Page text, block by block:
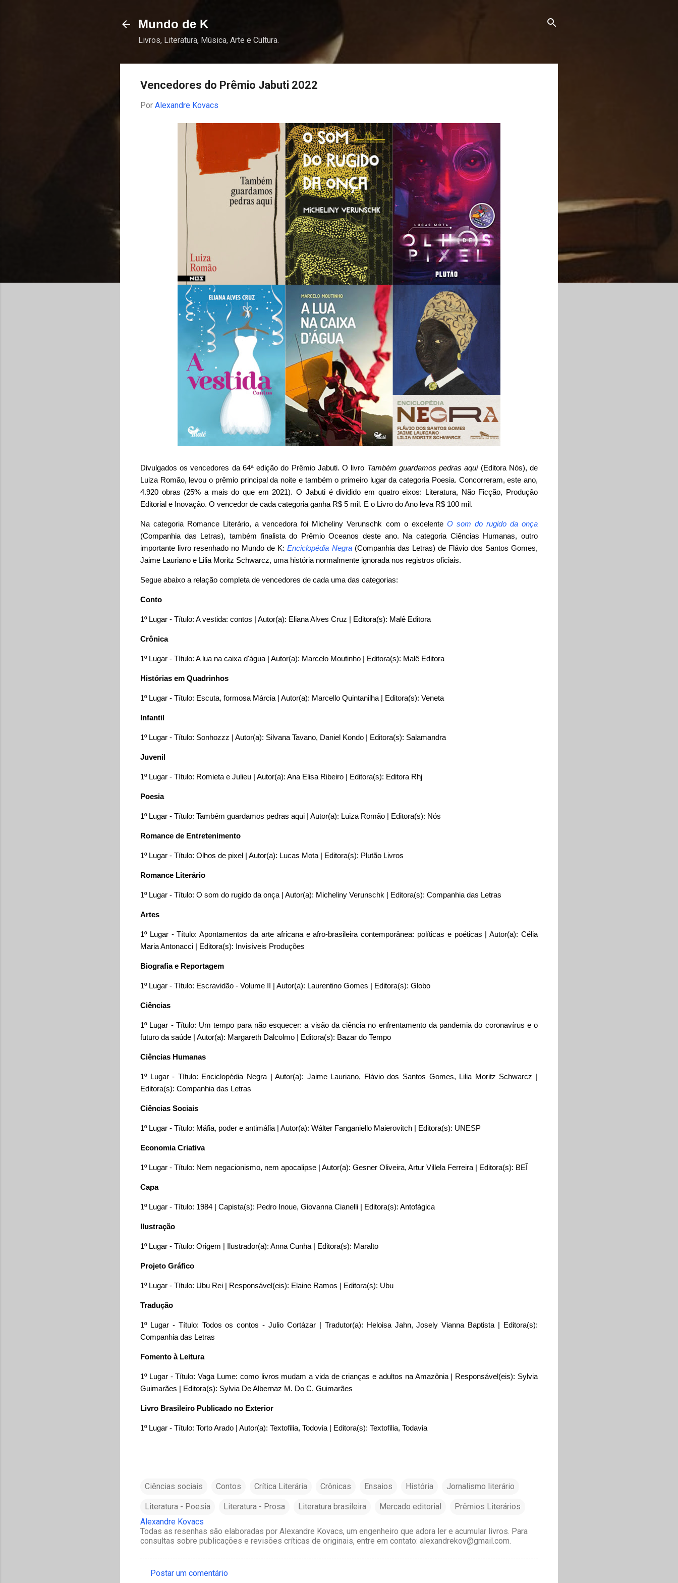
Mundo de K
Livros, Literatura, Música, Arte e Cultura.
Vencedores do Prêmio Jabuti 2022
Por Alexandre Kovacs
Divulgados os vencedores da 64ª edição do Prêmio Jabuti. O livro Também guardamos pedras aqui(Editora Nós), de
Luiza Romão, levou o prêmio principal da noite e também o primeiro lugar da categoria Poesia. Concorreram, este ano,
4.920 obras (25% a mais do que em 2021). O Jabuti é dividido em quatro eixos: Literatura, Não Ficção, Produção
Editorial e Inovação. O vencedor de cada categoria ganha R$ 5 mil. E o Livro do Ano leva R$ 100 mil.
Na categoria Romance Literário, a vencedora foi Micheliny Verunschk com o excelente O som do rugido da onça
(Companhia das Letras), também finalista do Prêmio Oceanos deste ano. Na categoria Ciências Humanas, outro
importante livro resenhado no Mundo de K:Enciclopédia Negra(Companhia das Letras) de Flávio dos Santos Gomes,
Jaime Lauriano e Lilia Moritz Schwarcz, uma história normalmente ignorada nos registros oficiais.
Segue abaixo a relação completa de vencedores de cada uma das categorias:
Conto
1º Lugar - Título: A vestida: contos | Autor(a): Eliana Alves Cruz | Editora(s): Malê Editora
Crônica
1º Lugar - Título: A lua na caixa d'água | Autor(a): Marcelo Moutinho | Editora(s): Malê Editora
Histórias em Quadrinhos
1º Lugar - Título: Escuta, formosa Márcia | Autor(a): Marcello Quintanilha | Editora(s): Veneta
Infantil
1º Lugar - Título: Sonhozzz | Autor(a): Silvana Tavano, Daniel Kondo | Editora(s): Salamandra
Juvenil
1º Lugar - Título: Romieta e Julieu | Autor(a): Ana Elisa Ribeiro | Editora(s): Editora Rhj
Poesia
1º Lugar - Título: Também guardamos pedras aqui | Autor(a): Luiza Romão | Editora(s): Nós
Romance de Entretenimento
1º Lugar - Título: Olhos de pixel | Autor(a): Lucas Mota | Editora(s): Plutão Livros
Romance Literário
1º Lugar - Título: O som do rugido da onça | Autor(a): Micheliny Verunschk | Editora(s): Companhia das Letras
Artes
1º Lugar - Título: Apontamentos da arte africana e afro-brasileira contemporânea: políticas e poéticas | Autor(a): Célia
Maria Antonacci | Editora(s): Invisíveis Produções
Biografia e Reportagem
1º Lugar - Título: Escravidão - Volume II | Autor(a): Laurentino Gomes | Editora(s): Globo
Ciências
1º Lugar - Título: Um tempo para não esquecer: a visão da ciência no enfrentamento da pandemia do coronavírus e o
futuro da saúde | Autor(a): Margareth Dalcolmo | Editora(s): Bazar do Tempo
Ciências Humanas
1º Lugar - Título: Enciclopédia Negra | Autor(a): Jaime Lauriano, Flávio dos Santos Gomes, Lilia Moritz Schwarcz |
Editora(s): Companhia das Letras
Ciências Sociais
1º Lugar - Título: Máfia, poder e antimáfia | Autor(a): Wálter Fanganiello Maierovitch | Editora(s): UNESP
Economia Criativa
1º Lugar - Título: Nem negacionismo, nem apocalipse | Autor(a): Gesner Oliveira, Artur Villela Ferreira | Editora(s): BEĨ
Capa
1º Lugar - Título: 1984 | Capista(s): Pedro Inoue, Giovanna Cianelli | Editora(s): Antofágica
Ilustração
1º Lugar - Título: Origem | Ilustrador(a): Anna Cunha | Editora(s): Maralto
Projeto Gráfico
1º Lugar - Título: Ubu Rei | Responsável(eis): Elaine Ramos | Editora(s): Ubu
Tradução
1º Lugar - Título: Todos os contos - Julio Cortázar | Tradutor(a): Heloisa Jahn, Josely Vianna Baptista | Editora(s):
Companhia das Letras
Fomento à Leitura
1º Lugar - Título: Vaga Lume: como livros mudam a vida de crianças e adultos na Amazônia | Responsável(eis): Sylvia
Guimarães | Editora(s): Sylvia De Albernaz M. Do C. Guimarães
Livro Brasileiro Publicado no Exterior
1º Lugar - Título: Torto Arado | Autor(a): Textofilia, Todovia | Editora(s): Textofilia, Todavia
Ciências sociais Contos Crítica Literária Crônicas Ensaios História Jornalismo literário
Literatura - Poesia Literatura - Prosa Literatura brasileira Mercado editorial
Prêmios Literários
Alexandre Kovacs
Todas as resenhas são elaboradas por Alexandre Kovacs, um engenheiro que adora ler e acumular livros. Para
consultas sobre publicações e revisões críticas de originais, entre em contato: alexandrekov@gmail.com.
Postar um comentário